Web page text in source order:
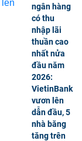
ngân hàng
có thu
nhập lãi
thuần cao
nhất nửa
đầu năm
2026:
VietinBank
vươn lên
dẫn đầu, 5
nhà băng
tăng trên